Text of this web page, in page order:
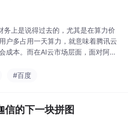
务上是说得过去的，尤其是在算力价
户多占用一天算力，就意味着腾讯云
成本。而在AI云市场层面，面对阿里
，也的确有改善的空间，况且，买云
#百度
信的下一块拼图